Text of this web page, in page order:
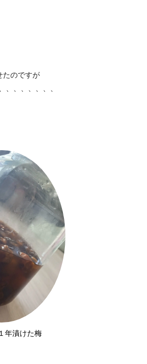
たのですが
、、、、、、
年漬けた梅